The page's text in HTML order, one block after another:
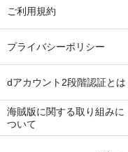
ご利用規約
プライバシーポリシー
dアカウント2段階認証とは
海賊版に関する取り組みに
ついて